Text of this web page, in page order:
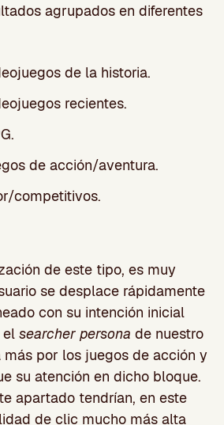
agrupados en diferentes
de la historia.
recientes.
de acción/aventura.
competitivos.
de este tipo, es muy
se desplace rápidamente
con su intención inicial
el searcher persona de nuestro
por los juegos de acción y
su atención en dicho bloque.
apartado tendrían, en este
de clic mucho más alta